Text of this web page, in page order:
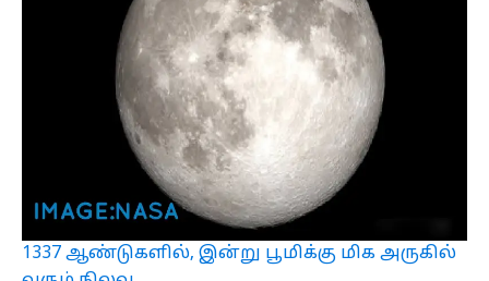
1337 ஆண்டுகளில், இன்று பூமிக்கு மிக அருகில்